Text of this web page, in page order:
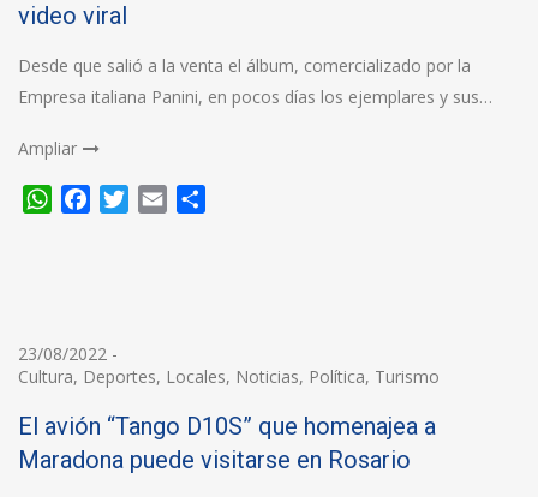
video viral
Desde que salió a la venta el álbum, comercializado por la
Empresa italiana Panini, en pocos días los ejemplares y sus…
Ampliar
WhatsApp
FacebookTwitter
Email
23/08/2022 -
Cultura, Deportes, Locales, Noticias, Política, Turismo
El avión “Tango D10S” que homenajea a
Maradona puede visitarse en Rosario